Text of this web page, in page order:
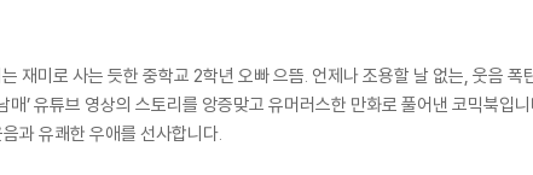
재미로 사는 듯한 중학교 2학년 오빠 으뜸. 언제나 조용할 날 없는, 웃음 폭
’ 유튜브 영상의 스토리를 앙증맞고 유머러스한 만화로 풀어낸 코믹북입
과 유쾌한 우애를 선사합니다.